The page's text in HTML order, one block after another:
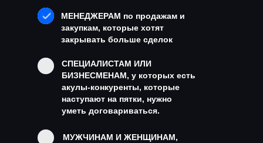
МУЖЧИНАМ И ЖЕНЩИНАМ,
МЕНЕДЖЕРАМ по продажам и
закупкам, которые хотят
закрывать больше сделок
СПЕЦИАЛИСТАМ ИЛИ
БИЗНЕСМЕНАМ, у которых есть
акулы-конкуренты, которые
наступают на пятки, нужно
уметь договариваться.